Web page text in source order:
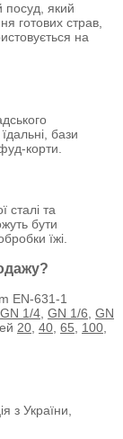
посуд, який
готових страв,
на
бази
корти.
сталі та
бути
їжі.
EN-631-1
GN 1/4, GN 1/6, GN
20, 40, 65, 100,
з України,